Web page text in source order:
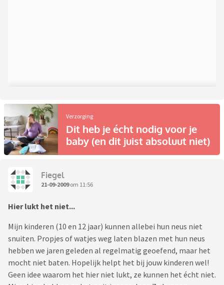
Verzorging
Dit heb je écht nodig voor je
baby (en dit juist absoluut niet)
Fiegel
21-09-2009om 11:56
Hier lukt het niet...
Mijn kinderen (10 en 12 jaar) kunnen allebei hun neus niet
snuiten. Propjes of watjes weg laten blazen met hun neus
hebben we jaren geleden al regelmatig geoefend, maar het
mocht niet baten. Hopelijk helpt het bij jouw kinderen wel!
Geen idee waarom het hier niet lukt, ze kunnen het écht niet.